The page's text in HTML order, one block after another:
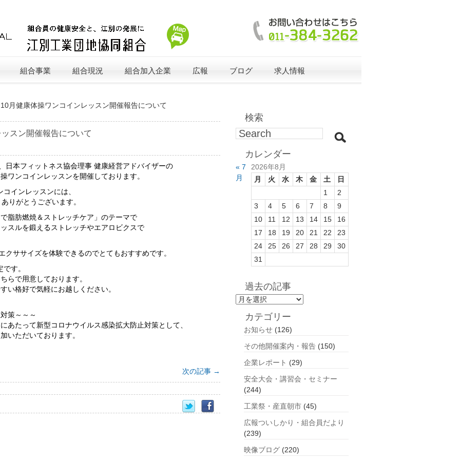
組合事業 組合現況 組合加入企業 広報 ブログ 求人情報
10月健康体操ワンコインレッスン開催報告について
スン開催報告について
日本フィットネス協会理事 健康経営アドバイザーの
ワンコインレッスンを開催しております。
インレッスンには、
りがとうございます。
脂肪燃焼＆ストレッチケア」のテーマで
スルを鍛えるストレッチやエアロビクスで
ササイズを体験できるのでとてもおすすめです。
す。
らで用意しております。
い格好で気軽にお越しください。
策～～～
あたって新型コロナウイルス感染拡大防止対策として、
いただいております。
次の記事 →
検索
カレンダー
2026年8月
月
火 水 木 金 土
日
1
2
3
4 5 6 7 8
9
10
11 12 13 14 15
16
17
18 19 20 21 22
23
24
25 26 27 28 29
30
31
« 7
月
過去の記事
過
カテゴリー
お知らせ (126)
その他開催案内・報告 (150)
企業レポート (29)
安全大会・講習会・セミナー
(244)
工業祭・産直朝市 (45)
広報ついしかり・組合員だより
(239)
映像ブログ (220)